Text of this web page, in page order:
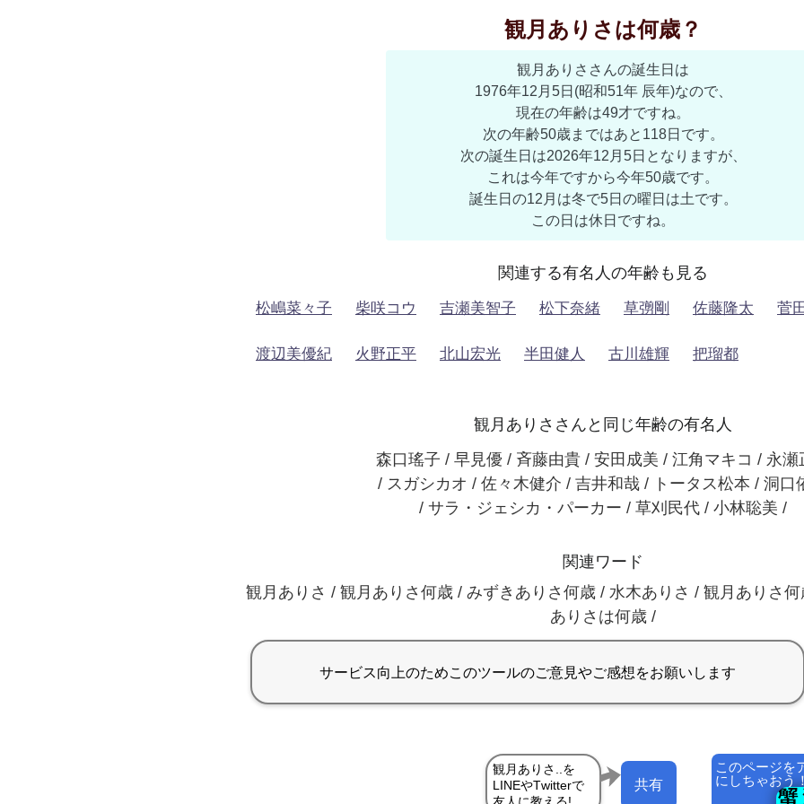
観月ありさは何歳？
観月ありささんの誕生日は
1976年12月5日(昭和51年 辰年)なので、
現在の年齢は49才ですね。
次の年齢50歳まではあと118日です。
次の誕生日は2026年12月5日となりますが、
これは今年ですから今年50歳です。
誕生日の12月は冬で5日の曜日は土です。
この日は休日ですね。
関連する有名人の年齢も見る
松嶋菜々子 柴咲コウ 吉瀬美智子 松下奈緒 草彅剛 佐藤隆太 菅
渡辺美優紀 火野正平 北山宏光 半田健人 古川雄輝 把瑠都
観月ありささんと同じ年齢の有名人
森口瑤子 / 早見優 / 斉藤由貴 / 安田成美 / 江角マキコ / 永瀬
/ スガシカオ / 佐々木健介 / 吉井和哉 / トータス松本 / 洞口
/ サラ・ジェシカ・パーカー / 草刈民代 / 小林聡美 /
関連ワード
観月ありさ / 観月ありさ何歳 / みずきありさ何歳 / 水木ありさ / 観月ありさ
ありさは何歳 /
このページを
にしちゃおう
共有